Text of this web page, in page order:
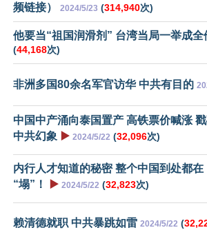
频链接）
2024/5/23 (314,940次)
他要当“祖国润滑剂” 台湾当局一举成全
(44,168次)
非洲多国80余名军官访华 中共有目的
中国中产涌向泰国置产 高铁票价喊涨
中共幻象 ▶️ 2024/5/22 (32,096次)
内行人才知道的秘密 整个中国到处都在
“塌”！
▶️ 2024/5/22 (32,823次)
赖清德就职 中共暴跳如雷 2024/5/22 (